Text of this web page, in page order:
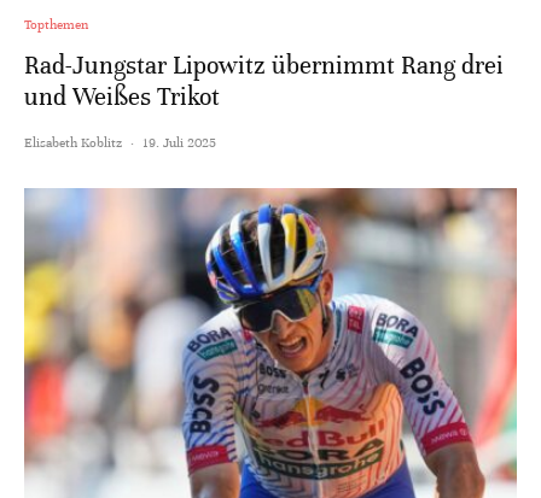
Topthemen
Rad-Jungstar Lipowitz übernimmt Rang drei
und Weißes Trikot
Elisabeth Koblitz · 19. Juli 2025